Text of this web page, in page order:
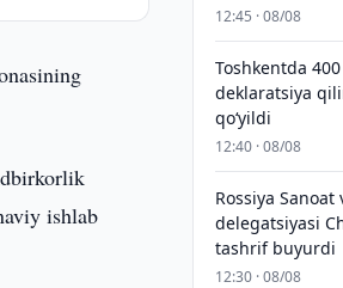
ishlab
12:45 · 08/08
Toshkentda
deklaratsiya
qo‘yildi
12:40 · 08/08
Rossiya
delegatsiyasi
tashrif buyurdi
12:30 · 08/08